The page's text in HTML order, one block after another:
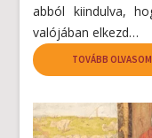
abból kiindulva,
valójában elkezd…
TOVÁBB OLVASOM